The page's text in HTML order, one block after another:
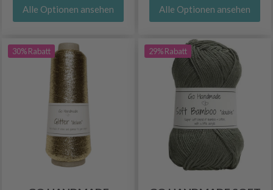
Alle Optionen ansehen Alle Optionen ansehen
30% Rabatt 29% Rabatt